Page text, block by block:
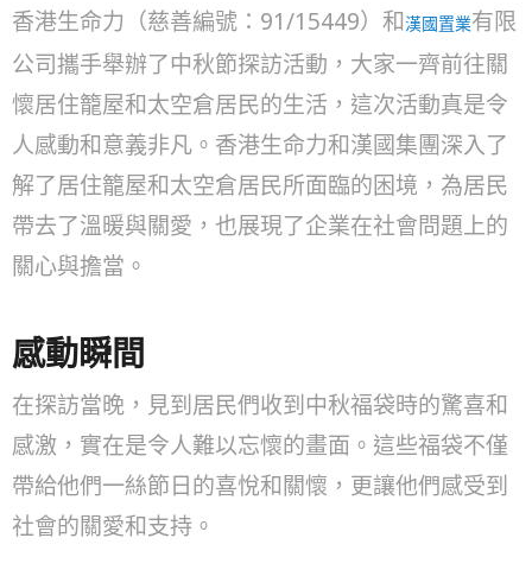
香港生命力（慈善編號：91/15449）和漢國置業有限
公司攜手舉辦了中秋節探訪活動，大家一齊前往關
懷居住籠屋和太空倉居民的生活，這次活動真是令
人感動和意義非凡。香港生命力和漢國集團深入了
解了居住籠屋和太空倉居民所面臨的困境，為居民
帶去了溫暖與關愛，也展現了企業在社會問題上的
關心與擔當。
感動瞬間
在探訪當晚，見到居民們收到中秋福袋時的驚喜和
感激，實在是令人難以忘懷的畫面。這些福袋不僅
帶給他們一絲節日的喜悅和關懷，更讓他們感受到
社會的關愛和支持。